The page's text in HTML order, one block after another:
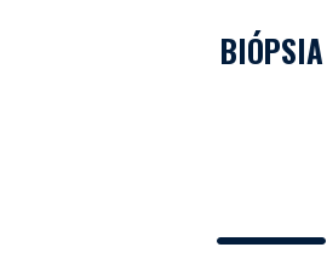
BIÓPSIA